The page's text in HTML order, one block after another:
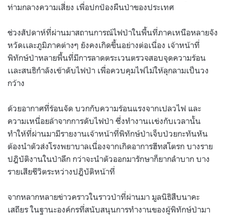
ท่ามกลางความเสี่ยง เพื่อปกป้องผืนป่าของประเทศ
ช่วงสัปดาห์ที่ผ่านมาสถานการณ์ไฟป่าในพื้นที่ภาคเหนือหลายจัง
หวัดเเละภูมิภาคต่างๆ ยังคงเกิดขึ้นอย่างต่อเนื่อง เจ้าหน้าที่
พิทักษ์ป่าหลายพื้นที่มีการลาดตระเวนตรวจสอบจุดความร้อน
เเละสนธิกำลังเข้าดับไฟป่า เพื่อควบคุมไฟไม่ให้ลุกลามเป็นวง
กว้าง
ด้วยอากาศที่ร้อนจัด บวกกับความร้อนแรงจากเปลวไฟ และ
ความเหนื่อยล้าจากการดับไฟป่า ซึ่งทำงานเเข่งกับเวลานั้น
ทำให้ที่ผ่านมามีรายงานเจ้าหน้าที่พิทักษ์ป่าเจ็บป่วยกะทันหัน
ต้องนำตัวส่งโรงพยาบาลเนื่องจากเกิดอาการฮีทสโตรก บางราย
ปฎิบัติงานในป่าลึก กว่าจะนำตัวออกมารักษาก็ยากลำบาก บาง
รายเสียชีวิตระหว่างปฎิบัติหน้าที่
จากหลากหลายข่าวคราวในราวป่าที่ผ่านมา มูลนิธิสืบนาคะ
เสถียร ในฐานะองค์กรที่สนับสนุนการทำงานของผู้พิทักษ์ป่ามา